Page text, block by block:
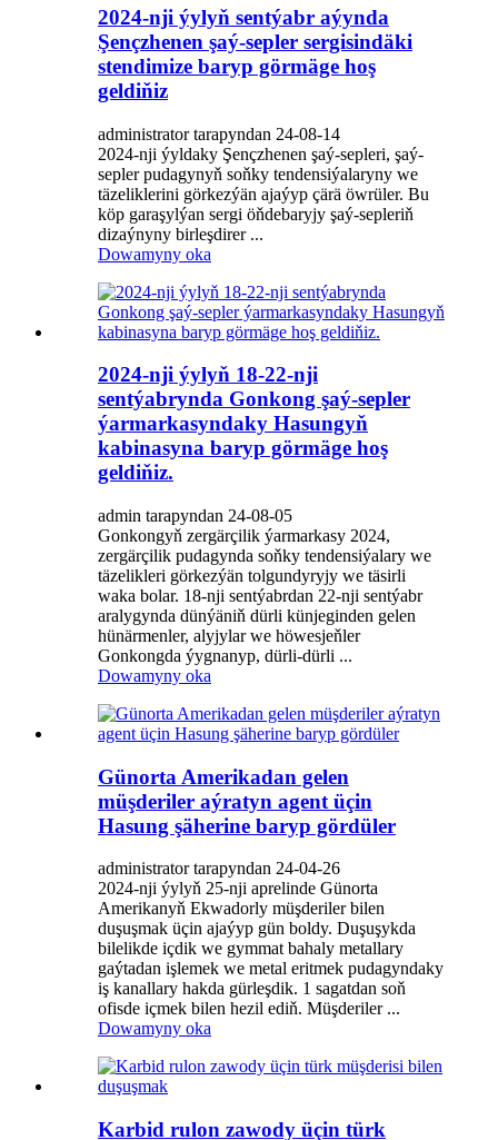
2024-nji ýylyň sentýabr aýynda
Şençzhenen şaý-sepler sergisindäki
stendimize baryp görmäge hoş
geldiňiz
administrator tarapyndan 24-08-14
2024-nji ýyldaky Şençzhenen şaý-sepleri, şaý-
sepler pudagynyň soňky tendensiýalaryny we
täzeliklerini görkezýän ajaýyp çärä öwrüler. Bu
köp garaşylýan sergi öňdebaryjy şaý-sepleriň
dizaýnyny birleşdirer ...
Dowamyny oka
2024-nji ýylyň 18-22-nji
sentýabrynda Gonkong şaý-sepler
ýarmarkasyndaky Hasungyň
kabinasyna baryp görmäge hoş
geldiňiz.
admin tarapyndan 24-08-05
Gonkongyň zergärçilik ýarmarkasy 2024,
zergärçilik pudagynda soňky tendensiýalary we
täzelikleri görkezýän tolgundyryjy we täsirli
waka bolar. 18-nji sentýabrdan 22-nji sentýabr
aralygynda dünýäniň dürli künjeginden gelen
hünärmenler, alyjylar we höwesjeňler
Gonkongda ýygnanyp, dürli-dürli ...
Dowamyny oka
Günorta Amerikadan gelen
müşderiler aýratyn agent üçin
Hasung şäherine baryp gördüler
administrator tarapyndan 24-04-26
2024-nji ýylyň 25-nji aprelinde Günorta
Amerikanyň Ekwadorly müşderiler bilen
duşuşmak üçin ajaýyp gün boldy. Duşuşykda
bilelikde içdik we gymmat bahaly metallary
gaýtadan işlemek we metal eritmek pudagyndaky
iş kanallary hakda gürleşdik. 1 sagatdan soň
ofisde içmek bilen hezil ediň. Müşderiler ...
Dowamyny oka
Karbid rulon zawody üçin türk